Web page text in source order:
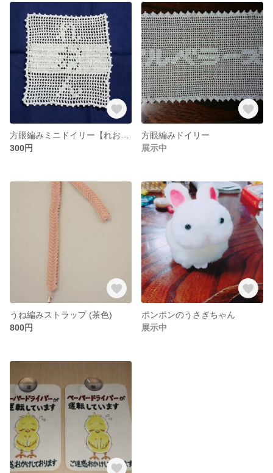
300円
方眼編みドイリー
展示中
うね編みストラップ (茶色)
800円
ポンポンのうさぎちゃん
展示中